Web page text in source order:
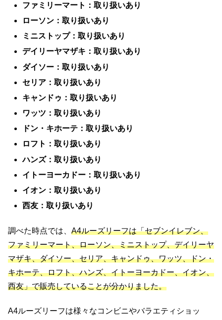
ファミリーマート：取り扱いあり
ローソン：取り扱いあり
ミニストップ：取り扱いあり
デイリーヤマザキ：取り扱いあり
ダイソー：取り扱いあり
セリア：取り扱いあり
キャンドゥ：取り扱いあり
ワッツ：取り扱いあり
ドン・キホーテ：取り扱いあり
ロフト：取り扱いあり
ハンズ：取り扱いあり
イトーヨーカドー：取り扱いあり
イオン：取り扱いあり
西友：取り扱いあり
調べた時点では、 A4ルーズリーフは「セブンイレブン、
ファミリーマート、ローソン、ミニストップ、デイリーヤ
マザキ、ダイソー、セリア、キャンドゥ、ワッツ、ドン・
キホーテ、ロフト、ハンズ、イトーヨーカドー、イオン、
西友」で販売していることが分かりました。
A4ルーズリーフは様々なコンビニやバラエティショッ